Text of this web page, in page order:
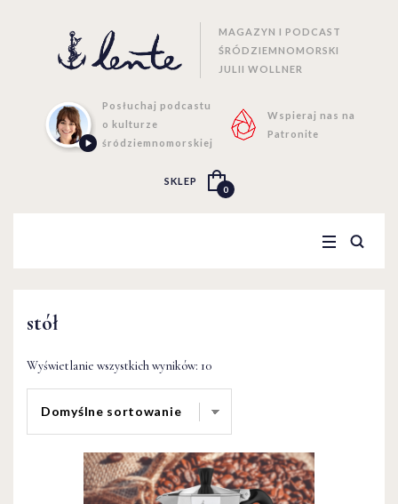
MAGAZYN I PODCAST
ŚRÓDZIEMNOMORSKI
JULII WOLLNER
Posłuchaj podcastu
o kulturze
śródziemnomorskiej
Wspieraj nas na
Patronite
SKLEP
0
stół
Wyświetlanie wszystkich wyników: 10